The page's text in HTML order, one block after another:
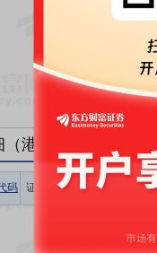
港股公告）
码 证券简称 相关